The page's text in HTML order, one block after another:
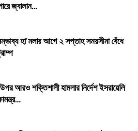
জ্বালান...
হা'মলার আগে ২ সপ্তাহ সময়সীমা বেঁধে
আরও শক্তিশালী হামলার নির্দেশ ইসরায়েলি